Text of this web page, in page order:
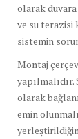
olarak
ve su terazisi
sistemin
Montaj
olarak
emin